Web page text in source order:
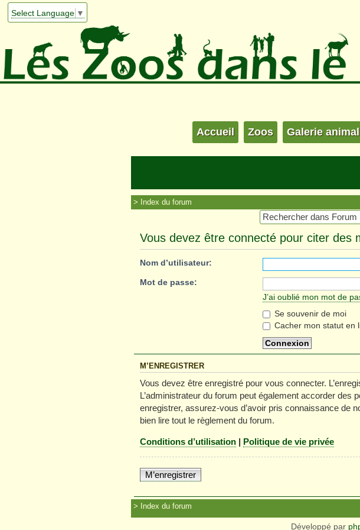
Select Language ▼
Accueil Zoos Galerie
Index du forum
Vous devez être connecté pour citer des
Nom d’utilisateur:
Mot de passe:
J’ai oublié mon mot de
Se souvenir de moi
Cacher mon statut en
M’ENREGISTRER
Vous devez être enregistré pour vous connecter.
L’administrateur du forum peut également accorder
enregistrer, assurez-vous d’avoir pris connaissance de
bien lire tout le règlement du forum.
Conditions d’utilisation | Politique de vie privée
M’enregistrer
Index du forum
Développé par